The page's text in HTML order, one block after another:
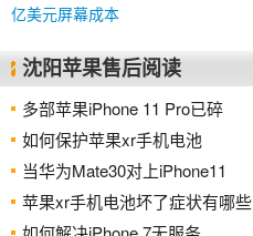
亿美元屏幕成本
沈阳苹果售后阅读
多部苹果iPhone 11 Pro已碎
如何保护苹果xr手机电池
当华为Mate30对上iPhone11
苹果xr手机电池坏了症状有哪些